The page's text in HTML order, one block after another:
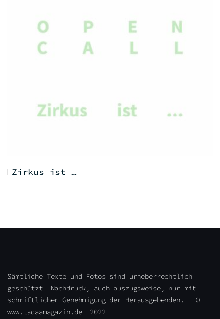
Zirkus ist …
Sämtliche Texte und Fotos sind urheberrechtlich
geschützt. Nachdruck, auch auszugsweise, nur mit
schriftlicher Genehmigung der Herausgebenden. ©
www.tadaamagazin.de 2022